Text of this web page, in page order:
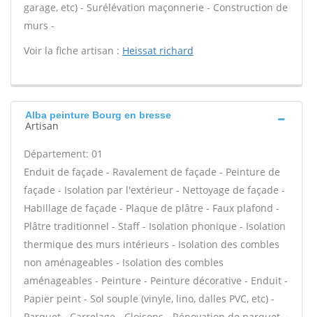
garage, etc) - Surélévation maçonnerie - Construction de
murs -
Voir la fiche artisan : Heissat richard
Alba peinture Bourg en bresse
Artisan
Département: 01
Enduit de façade - Ravalement de façade - Peinture de
façade - Isolation par l'extérieur - Nettoyage de façade -
Habillage de façade - Plaque de plâtre - Faux plafond -
Plâtre traditionnel - Staff - Isolation phonique - Isolation
thermique des murs intérieurs - Isolation des combles
non aménageables - Isolation des combles
aménageables - Peinture - Peinture décorative - Enduit -
Papier peint - Sol souple (vinyle, lino, dalles PVC, etc) -